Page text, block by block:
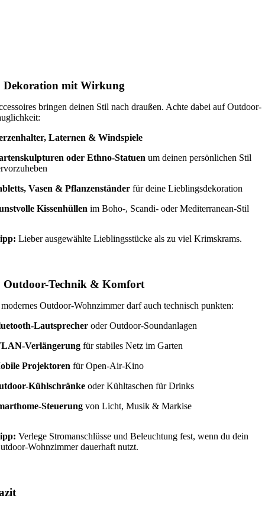
Dekoration mit Wirkung
bringen deinen Stil nach draußen. Achte dabei auf Outdoor-
Laternen & Windspiele
oder Ethno-Statuen um deinen persönlichen Stil
Vasen & Pflanzenständer für deine Lieblingsdekoration
Kissenhüllen im Boho-, Scandi- oder Mediterranean-Stil
Lieber ausgewählte Lieblingsstücke als zu viel Krimskrams.
Outdoor-Technik & Komfort
Outdoor-Wohnzimmer darf auch technisch punkten:
Lautsprecheroder Outdoor-Soundanlagen
Verlängerungfür stabiles Netz im Garten
Projektoren für Open-Air-Kino
Kühlschränkeoder Kühltaschen für Drinks
Steuerungvon Licht, Musik & Markise
Verlege Stromanschlüsse und Beleuchtung fest, wenn du dein
Wohnzimmer dauerhaft nutzt.